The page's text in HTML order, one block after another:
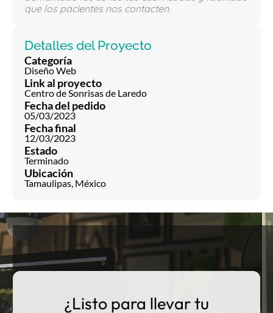
que los pacientes nos contacten.
Detalles del Proyecto
Categoría
Diseño Web
Link al proyecto
Centro de Sonrisas de Laredo
Fecha del pedido
05/03/2023
Fecha final
12/03/2023
Estado
Terminado
Ubicación
Tamaulipas, México
¿Listo para llevar tu